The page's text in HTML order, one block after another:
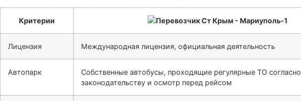
Критерии
Лицензия Международная лицензия, официальная деятельность
Автопарк
Собственные автобусы, проходящие регулярные ТО согласно
законодательству и осмотр перед рейсом